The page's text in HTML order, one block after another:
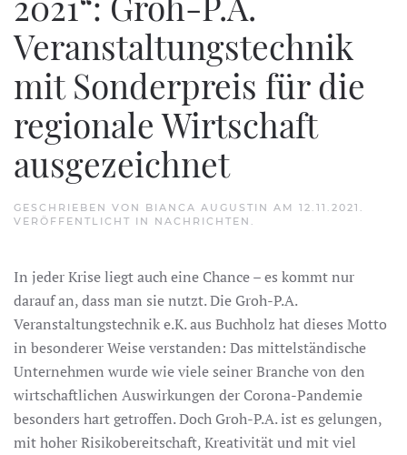
Veranstaltungstechnik
mit Sonderpreis für die
regionale Wirtschaft
ausgezeichnet
GESCHRIEBEN VON BIANCA AUGUSTIN AM 12.11.2021 .
VERÖFFENTLICHT IN NACHRICHTEN .
In jeder Krise liegt auch eine Chance – es kommt nur
darauf an, dass man sie nutzt. Die Groh-P.A.
Veranstaltungstechnik e.K. aus Buchholz hat dieses Motto
in besonderer Weise verstanden: Das mittelständische
Unternehmen wurde wie viele seiner Branche von den
wirtschaftlichen Auswirkungen der Corona-Pandemie
besonders hart getroffen. Doch Groh-P.A. ist es gelungen,
mit hoher Risikobereitschaft, Kreativität und mit viel